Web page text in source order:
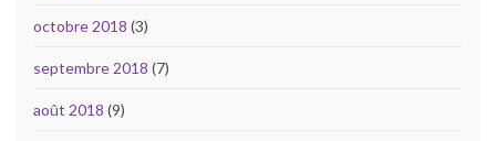
octobre 2018 (3)
septembre 2018 (7)
août 2018 (9)